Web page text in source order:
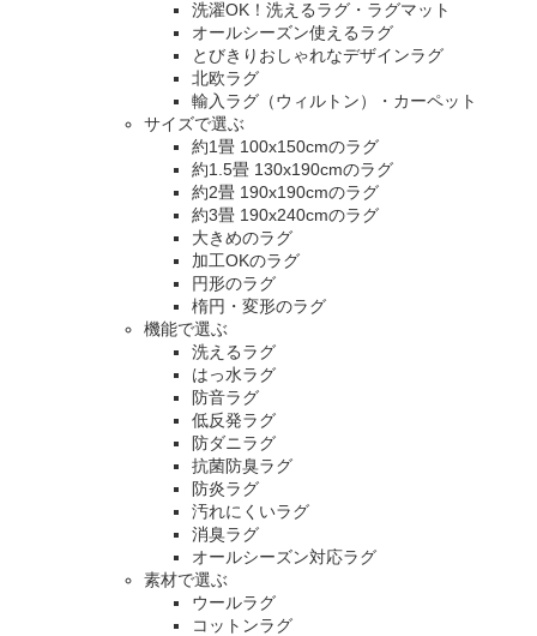
洗濯OK！洗えるラグ・ラグマット
オールシーズン使えるラグ
とびきりおしゃれなデザインラグ
北欧ラグ
輸入ラグ（ウィルトン）・カーペット
サイズで選ぶ
約1畳 100x150cmのラグ
約1.5畳 130x190cmのラグ
約2畳 190x190cmのラグ
約3畳 190x240cmのラグ
大きめのラグ
加工OKのラグ
円形のラグ
楕円・変形のラグ
機能で選ぶ
洗えるラグ
はっ水ラグ
防音ラグ
低反発ラグ
防ダニラグ
抗菌防臭ラグ
防炎ラグ
汚れにくいラグ
消臭ラグ
オールシーズン対応ラグ
素材で選ぶ
ウールラグ
コットンラグ